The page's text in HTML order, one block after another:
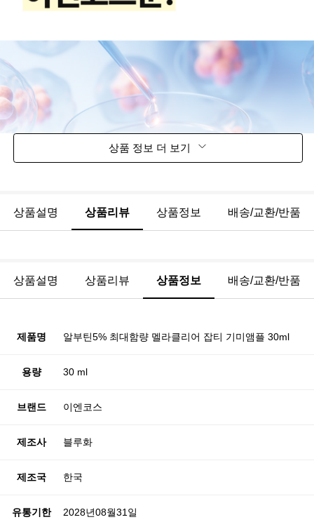
상품 정보 더 보기
상품설명 상품리뷰 상품정보 배송/교환/반품
상품설명 상품리뷰 상품정보 배송/교환/반품
제품명 알부틴5% 최대함량 멜라클리어 잡티 기미앰플 30ml
용량 30 ml
브랜드 이엔코스
제조사 블루화
제조국 한국
유통기한 2028년08월31일